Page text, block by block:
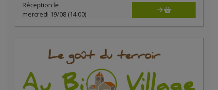
Réception le
mercredi 19/08 (14:00)